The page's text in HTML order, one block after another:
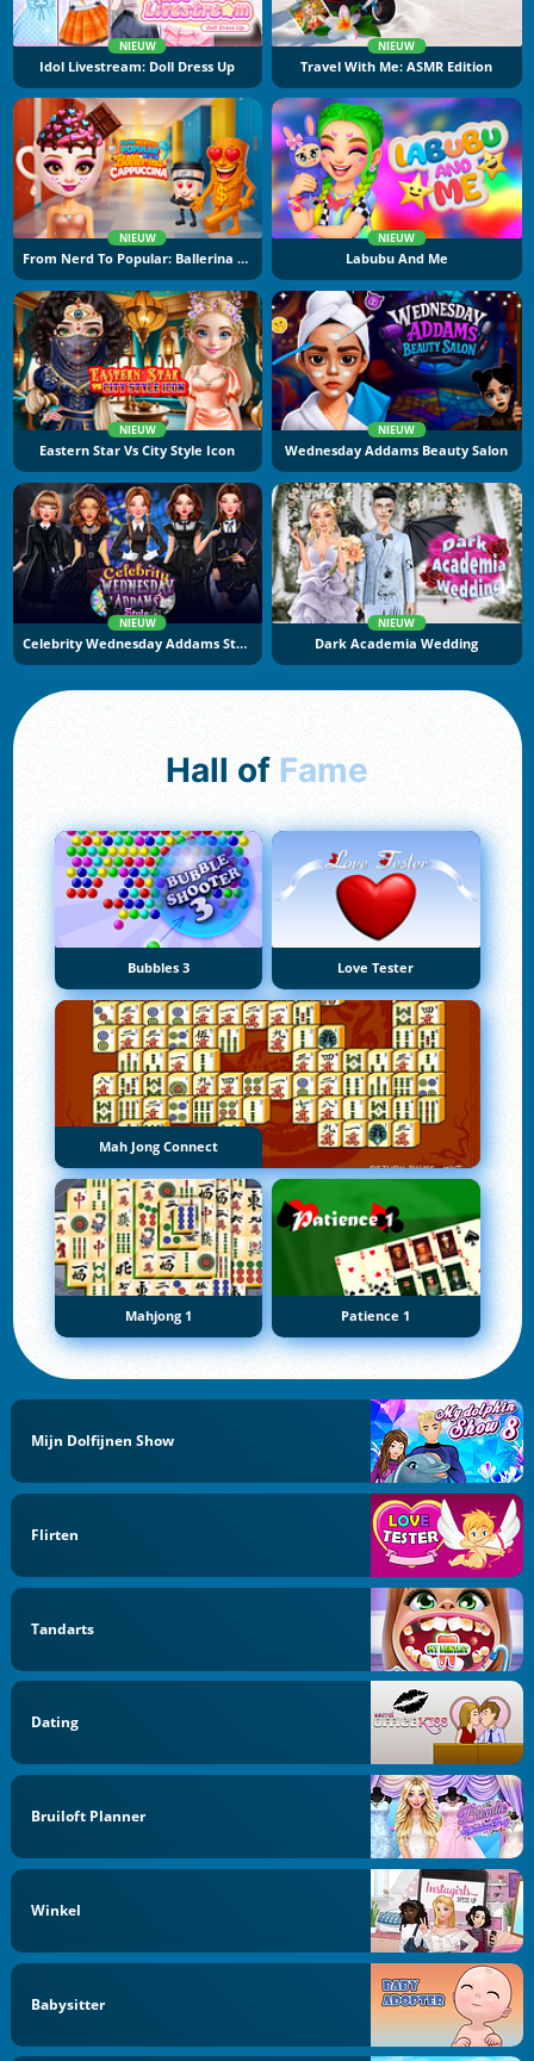
NIEUW
Idol Livestream: Doll Dress Up
NIEUW
Travel With Me: ASMR Edition
NIEUW
From Nerd To Popular: Ballerina Cuppuccina
NIEUW
Labubu And Me
NIEUW
Eastern Star Vs City Style Icon
NIEUW
Wednesday Addams Beauty Salon
NIEUW
Celebrity Wednesday Addams Style
NIEUW
Dark Academia Wedding
Hall of Fame
Bubbles 3 Love Tester
Mah Jong Connect
Mahjong 1 Patience 1
Mijn Dolfijnen Show
Flirten
Tandarts
Dating
Bruiloft Planner
Winkel
Babysitter